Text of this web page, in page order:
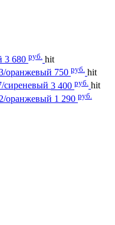
3 680 руб. hit
оранжевый 750 руб. hit
3 400 руб. hit
оранжевый 1 290 руб.